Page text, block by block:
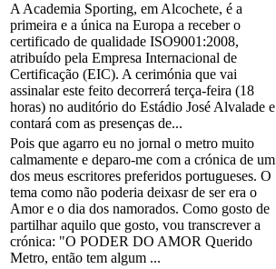
A Academia Sporting, em Alcochete, é a
primeira e a única na Europa a receber o
certificado de qualidade ISO9001:2008,
atribuído pela Empresa Internacional de
Certificação (EIC). A cerimónia que vai
assinalar este feito decorrerá terça-feira (18
horas) no auditório do Estádio José Alvalade e
contará com as presenças de...
Pois que agarro eu no jornal o metro muito
calmamente e deparo-me com a crónica de um
dos meus escritores preferidos portugueses. O
tema como não poderia deixasr de ser era o
Amor e o dia dos namorados. Como gosto de
partilhar aquilo que gosto, vou transcrever a
crónica: "O PODER DO AMOR Querido
Metro, então tem algum ...